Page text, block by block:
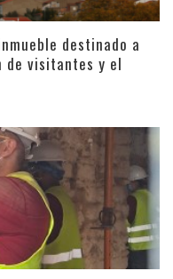
destinado a
de visitantes y el